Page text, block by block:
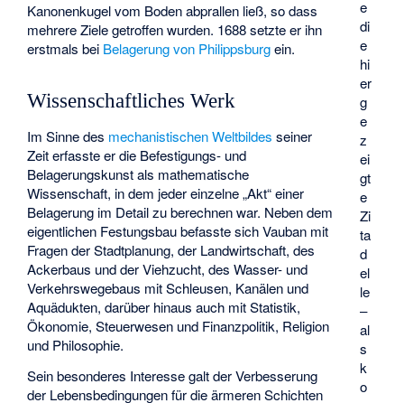
e
di
e
hi
er
g
e
z
ei
gt
e
Zi
ta
d
el
le
–
al
s
k
o
Kanonenkugel vom Boden abprallen ließ, so dass
mehrere Ziele getroffen wurden. 1688 setzte er ihn
erstmals bei Belagerung von Philippsburgein.
Wissenschaftliches Werk
Im Sinne des mechanistischen Weltbildes seiner
Zeit erfasste er die Befestigungs- und
Belagerungskunst als mathematische
Wissenschaft, in dem jeder einzelne „Akt“ einer
Belagerung im Detail zu berechnen war. Neben dem
eigentlichen Festungsbau befasste sich Vauban mit
Fragen der Stadtplanung, der Landwirtschaft, des
Ackerbaus und der Viehzucht, des Wasser- und
Verkehrswegebaus mit Schleusen, Kanälen und
Aquädukten, darüber hinaus auch mit Statistik,
Ökonomie, Steuerwesen und Finanzpolitik, Religion
und Philosophie.
Sein besonderes Interesse galt der Verbesserung
der Lebensbedingungen für die ärmeren Schichten